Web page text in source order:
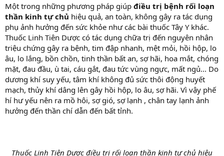
Một trong những phương pháp giúp điều trị bệnh rối loạn
thần kinh tự chủ hiệu quả, an toàn, không gây ra tác dụng
phụ ảnh hưởng đến sức khỏe như các bài thuốc Tây Y khác.
Thuốc Linh Tiên Dược có tác dụng chữa trị đến nguyên nhân
triệu chứng gây ra bệnh, tim đập nhanh, mệt mỏi, hồi hộp, lo
âu, lo lắng, bồn chồn, tinh thần bất an, sợ hãi, hoa mắt, chóng
mặt, đau đầu, ù tai, cáu gắt, đau tức vùng ngực, mất ngủ... Do
dương khí suy yếu, tâm khí không đủ sức thôi động huyết
mạch, thủy khí dâng lên gây hồi hộp, lo âu, sợ hãi. Vì vậy phế
hí hư yếu nên ra mồ hôi, sợ gió, sợ lạnh , chân tay lạnh ảnh
hưởng đến thần chí dẫn đến bất tỉnh.
Thuốc Linh Tiên Dược điều trị rối loạn thần kinh tự chủ hiệu